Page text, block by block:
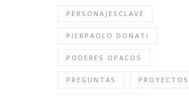
PERSONAJESCLAVE
PIERPAOLO DONATI
PODERES OPACOS
PREGUNTAS PROYECTOS